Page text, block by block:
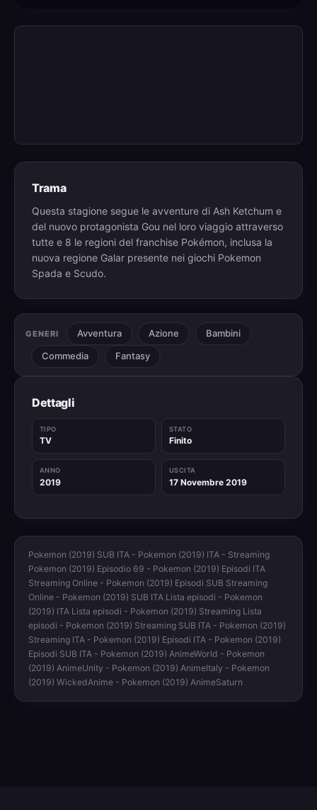
Trama
Questa stagione segue le avventure di Ash Ketchum e
del nuovo protagonista Gou nel loro viaggio attraverso
tutte e 8 le regioni del franchise Pokémon, inclusa la
nuova regione Galar presente nei giochi Pokemon
Spada e Scudo.
GENERI Avventura Azione
Bambini
Commedia
Fantasy
Dettagli
TIPO
TV
STATO
Finito
ANNO
2019
USCITA
17 Novembre 2019
Pokemon (2019) SUB ITA - Pokemon (2019) ITA - Streaming
Pokemon (2019) Episodio 69 - Pokemon (2019) Episodi ITA
Streaming Online - Pokemon (2019) Episodi SUB Streaming
Online - Pokemon (2019) SUB ITA Lista episodi - Pokemon
(2019) ITA Lista episodi - Pokemon (2019) Streaming Lista
episodi - Pokemon (2019) Streaming SUB ITA - Pokemon (2019)
Streaming ITA - Pokemon (2019) Episodi ITA - Pokemon (2019)
Episodi SUB ITA - Pokemon (2019) AnimeWorld - Pokemon
(2019) AnimeUnity - Pokemon (2019) AnimeItaly - Pokemon
(2019) WickedAnime - Pokemon (2019) AnimeSaturn